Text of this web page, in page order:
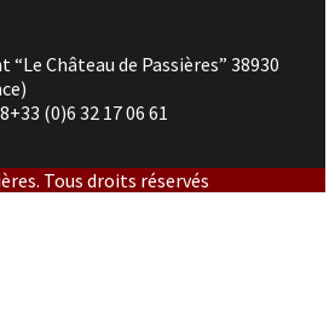
Château de Passières” 38930
(0)6 32 17 06 61
Tous droits réservés